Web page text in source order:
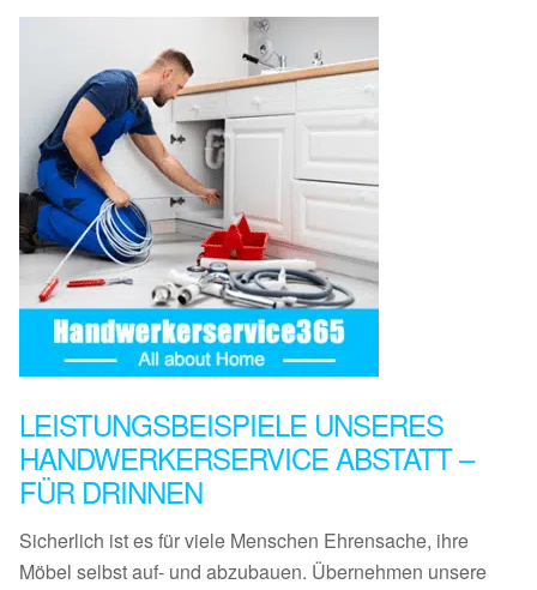
LEISTUNGSBEISPIELE UNSERES
HANDWERKERSERVICE ABSTATT –
FÜR DRINNEN
Sicherlich ist es für viele Menschen Ehrensache, ihre
Möbel selbst auf- und abzubauen. Übernehmen unsere